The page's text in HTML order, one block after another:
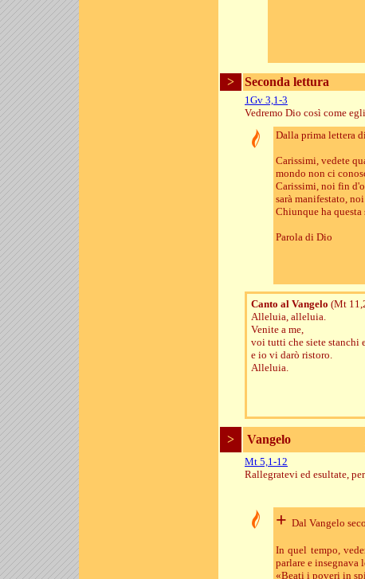
> Seconda lettura
1Gv 3,1-3
Vedremo Dio così come
Dalla prima lettera
Carissimi, vedete
mondo non ci
Carissimi, noi fin
sarà manifestato,
Chiunque ha
Parola di Dio
Canto al Vangelo (Mt
Alleluia, alleluia.
Venite a me,
voi tutti che siete stanchi
e io vi darò ristoro.
Alleluia.
> Vangelo
Mt 5,1-12
Rallegratevi ed esultate,
+ Dal Vangelo
In quel tempo,
parlare e insegnava
«Beati i poveri in